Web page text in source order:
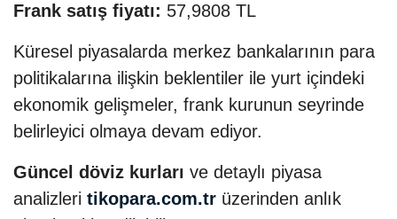
Frank satış fiyatı: 57,9808 TL
Küresel piyasalarda merkez bankalarının para
politikalarına ilişkin beklentiler ile yurt içindeki
ekonomik gelişmeler, frank kurunun seyrinde
belirleyici olmaya devam ediyor.
Güncel döviz kurları ve detaylı piyasa
analizleri tikopara.com.tr üzerinden anlık